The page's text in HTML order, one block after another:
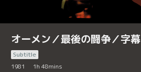
オーメン／最後の闘争／字幕
Subtitle
1981
1h 48mins